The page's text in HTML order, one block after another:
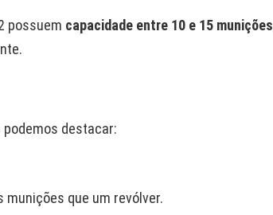
possuem capacidade entre 10 e 15 munições
destacar:
que um revólver.